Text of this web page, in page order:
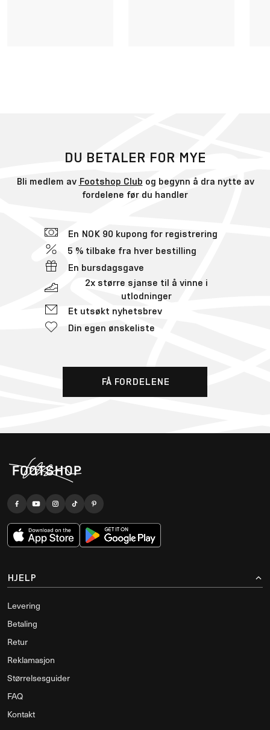
DU BETALER FOR MYE
Bli medlem av Footshop Club og begynn å dra nytte av
fordelene før du handler
En NOK 90 kupong for registrering
5 % tilbake fra hver bestilling
En bursdagsgave
2x større sjanse til å vinne i
utlodninger
Et utsøkt nyhetsbrev
Din egen ønskeliste
FÅ FORDELENE
HJELP
Levering
Betaling
Retur
Reklamasjon
Størrelsesguider
FAQ
Kontakt